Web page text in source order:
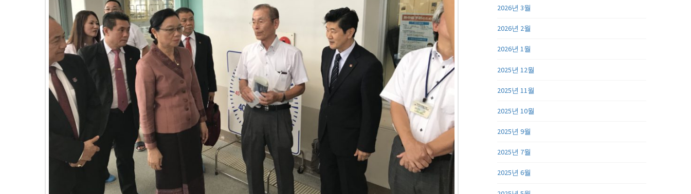
2026년 3월
2026년 2월
2026년 1월
2025년 12월
2025년 11월
2025년 10월
2025년 9월
2025년 7월
2025년 6월